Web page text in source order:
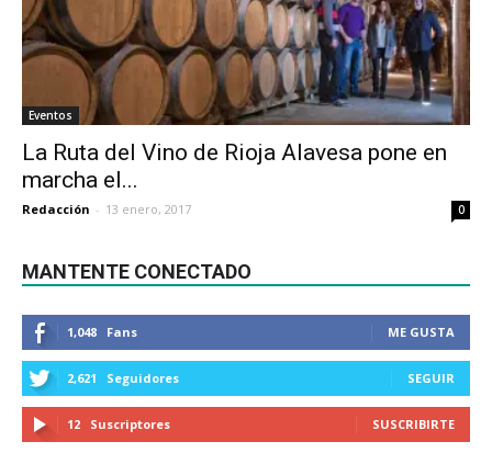
Eventos
La Ruta del Vino de Rioja Alavesa pone en
marcha el...
Redacción - 13 enero, 2017 0
MANTENTE CONECTADO
1,048 Fans ME GUSTA
2,621 Seguidores SEGUIR
12 Suscriptores SUSCRIBIRTE